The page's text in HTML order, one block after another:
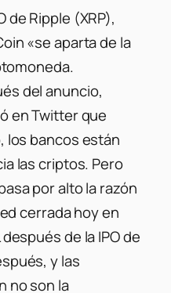
de Ripple (XRP),
«se aparta de la
del anuncio,
en Twitter que
los bancos están
las criptos. Pero
por alto la razón
cerrada hoy en
de la IPO de
y las
no son la